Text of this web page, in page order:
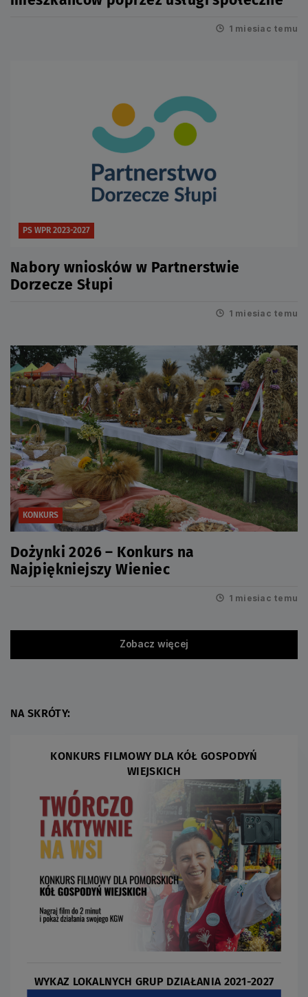
1 miesiac temu
PS WPR 2023-2027
Nabory wniosków w Partnerstwie
Dorzecze Słupi
1 miesiac temu
KONKURS
Dożynki 2026 – Konkurs na
Najpiękniejszy Wieniec
1 miesiac temu
Zobacz więcej
NA SKRÓTY:
KONKURS FILMOWY DLA KÓŁ GOSPODYŃ
WIEJSKICH
WYKAZ LOKALNYCH GRUP DZIAŁANIA 2021-2027